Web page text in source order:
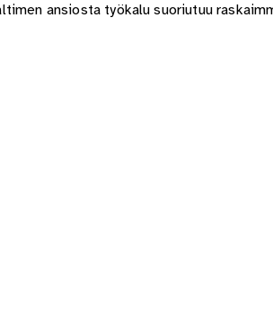
ansiosta työkalu suoriutuu